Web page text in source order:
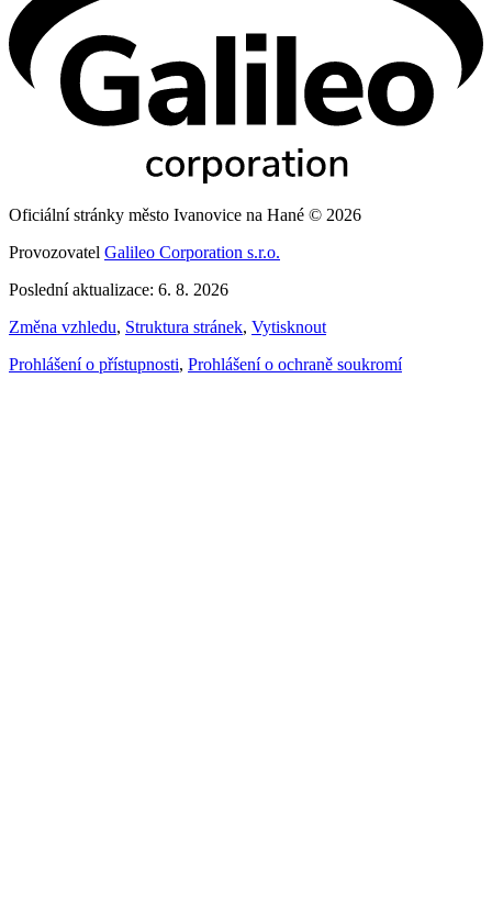
Oficiální stránky město Ivanovice na Hané © 2026
Provozovatel Galileo Corporation s.r.o.
Poslední aktualizace: 6. 8. 2026
Změna vzhledu, Struktura stránek, Vytisknout
Prohlášení o přístupnosti, Prohlášení o ochraně soukromí